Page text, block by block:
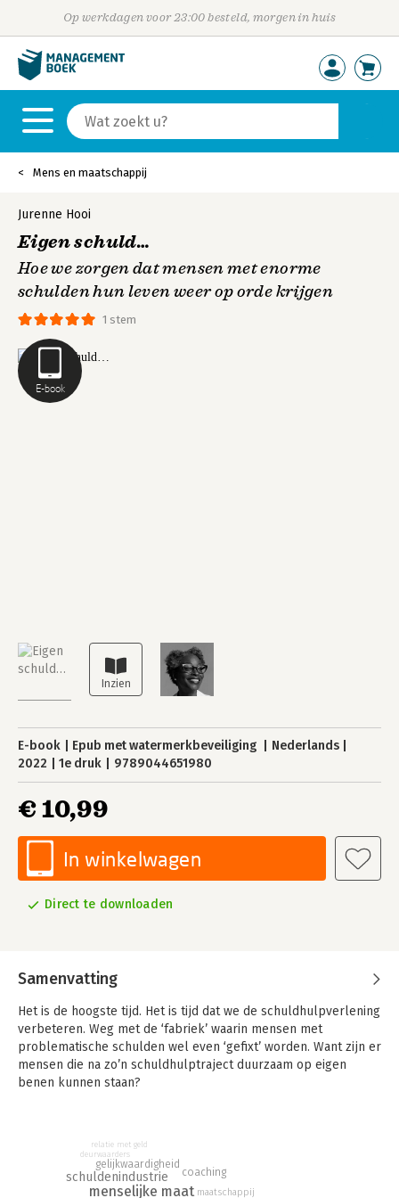
Op werkdagen voor 23:00 besteld, morgen in huis
Mens en maatschappij
E-book
1 stem
Jurenne Hooi
Eigen schuld…
Hoe we zorgen dat mensen met enorme
schulden hun leven weer op orde krijgen
E-book Epub met watermerkbeveiliging
Nederlands
2022
1e druk 9789044651980
€ 10,99
In winkelwagen
Direct te downloaden
Samenvatting
Het is de hoogste tijd. Het is tijd dat we de schuldhulpverlening
verbeteren. Weg met de ‘fabriek’ waarin mensen met
problematische schulden wel even ‘gefixt’ worden. Want zijn er
mensen die na zo’n schuldhulptraject duurzaam op eigen
benen kunnen staan?
schuldhulpverlening is vernederend, duur en vooral
ineffectief. Maar volgens Jurenne Hooi, die jarenlang in de
schuldhulpverlening werkte, kan het anders.
menselijke maat
schuldenindustrie
gelijkwaardigheid
coaching
maatschappij
deurwaarders
relatie met geld